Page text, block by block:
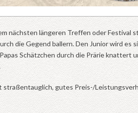
nächsten längeren Treffen oder Festival
die Gegend ballern. Den Junior wird es
Schätzchen durch die Prärie knattert
straßentauglich, gutes Preis-/